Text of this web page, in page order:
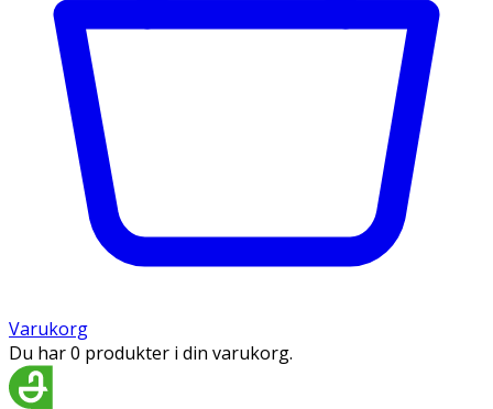
Varukorg
Du har 0 produkter i din varukorg.